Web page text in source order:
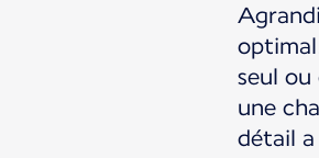
seul ou
une
détail